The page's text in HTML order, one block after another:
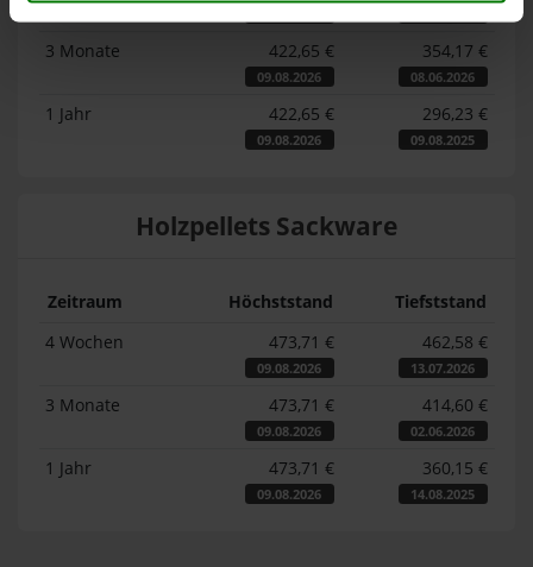
3 Monate 422,65 €
09.08.2026
354,17 €
08.06.2026
1 Jahr 422,65 €
09.08.2026
296,23 €
09.08.2025
Holzpellets Sackware
Zeitraum Höchststand
Tiefststand
4 Wochen
473,71 €
09.08.2026
462,58 €
13.07.2026
3 Monate 473,71 €
09.08.2026
414,60 €
02.06.2026
1 Jahr 473,71 €
09.08.2026
360,15 €
14.08.2025